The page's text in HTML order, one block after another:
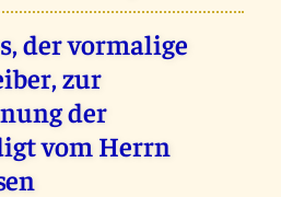
der vormalige
zur
der
vom Herrn